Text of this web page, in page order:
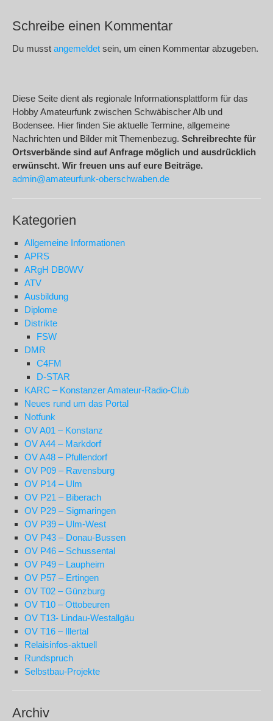
Schreibe einen Kommentar
Du musst angemeldet sein, um einen Kommentar abzugeben.
Diese Seite dient als regionale Informationsplattform für das
Hobby Amateurfunk zwischen Schwäbischer Alb und
Bodensee. Hier finden Sie aktuelle Termine, allgemeine
Nachrichten und Bilder mit Themenbezug. Schreibrechte für
Ortsverbände sind auf Anfrage möglich und ausdrücklich
erwünscht. Wir freuen uns auf eure Beiträge.
admin@amateurfunk-oberschwaben.de
Kategorien
Allgemeine Informationen
APRS
ARgH DB0WV
ATV
Ausbildung
Diplome
Distrikte
FSW
DMR
C4FM
D-STAR
KARC – Konstanzer Amateur-Radio-Club
Neues rund um das Portal
Notfunk
OV A01 – Konstanz
OV A44 – Markdorf
OV A48 – Pfullendorf
OV P09 – Ravensburg
OV P14 – Ulm
OV P21 – Biberach
OV P29 – Sigmaringen
OV P39 – Ulm-West
OV P43 – Donau-Bussen
OV P46 – Schussental
OV P49 – Laupheim
OV P57 – Ertingen
OV T02 – Günzburg
OV T10 – Ottobeuren
OV T13- Lindau-Westallgäu
OV T16 – Illertal
Relaisinfos-aktuell
Rundspruch
Selbstbau-Projekte
Archiv